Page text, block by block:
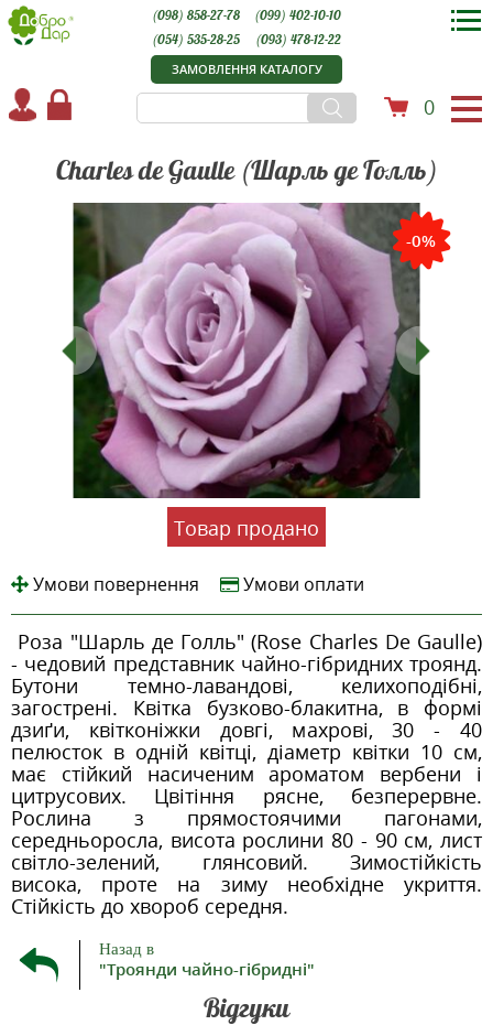
ЗАМОВЛЕННЯ КАТАЛОГУ
0
(098) 858-27-78
(099) 402-10-10
(054) 535-28-25
(093) 478-12-22
Charles de Gaulle (Шарль де Голль)
-0%
Товар продано
Умови повернення Умови оплати
Роза "Шарль де Голль" (Rose Charles De Gaulle)
- чедовий представник чайно-гібридних троянд.
Бутони темно-лавандові, келихоподібні,
загострені. Квітка бузково-блакитна, в формі
дзиґи, квітконіжки довгі, махрові, 30 - 40
пелюсток в одній квітці, діаметр квітки 10 см,
має стійкий насиченим ароматом вербени і
цитрусових. Цвітіння рясне, безперервне.
Рослина з прямостоячими пагонами,
середньоросла, висота рослини 80 - 90 см, лист
світло-зелений, глянсовий. Зимостійкість
висока, проте на зиму необхідне укриття.
Стійкість до хвороб середня.
Назад в
"Троянди чайно-гібридні"
Відгуки